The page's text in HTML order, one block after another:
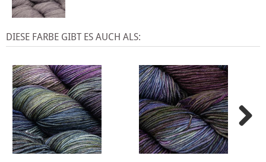
DIESE FARBE GIBT ES AUCH ALS: